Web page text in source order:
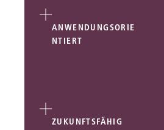
ANWENDUNGSORIE
NTIERT
ZUKUNFTSFÄHIG